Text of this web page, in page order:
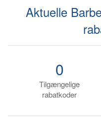
Aktuelle
Tilgængelige
rabatkoder
0